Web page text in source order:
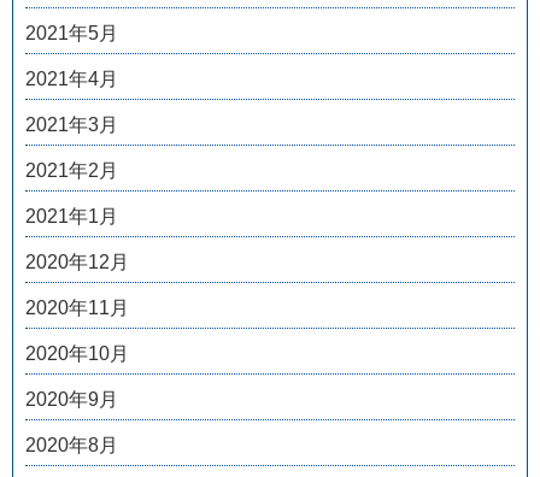
2021年5月
2021年4月
2021年3月
2021年2月
2021年1月
2020年12月
2020年11月
2020年10月
2020年9月
2020年8月